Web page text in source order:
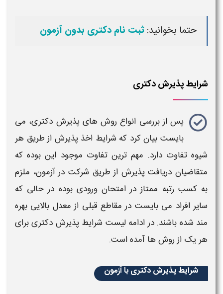
حتما بخوانید:ثبت نام دکتری بدون آزمون
شرایط پذیرش دکتری
پس از بررسی انواع روش های پذیرش دکتری، می
بایست بیان کرد که شرایط اخذپذیرش از طریق هر
شیوه تفاوت دارد. مهم ترین تفاوت موجود این بوده که
متقاضیان دریافتپذیرش از طریق شرکت در آزمون، ملزم
به کسب رتبه ممتاز در امتحان ورودی بوده در حالی که
سایر افراد می بایست در مقاطع قبلی از معدل بالایی بهره
مند شده باشند. در ادامه لیست شرایط پذیرش دکتریبرای
هر یک از روش ها آمده است.
شرایط پذیرش دکتری با آزمون